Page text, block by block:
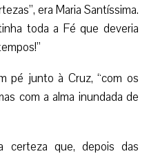
era Maria Santíssima.
toda a Fé que deveria
pé junto à Cruz, “com os
com a alma inundada de
certeza que, depois das